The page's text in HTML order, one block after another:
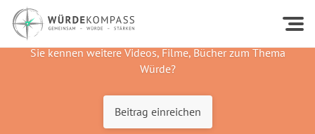
Sie kennen weitere Videos, Filme, Bücher zum Thema
Würde?
Beitrag einreichen